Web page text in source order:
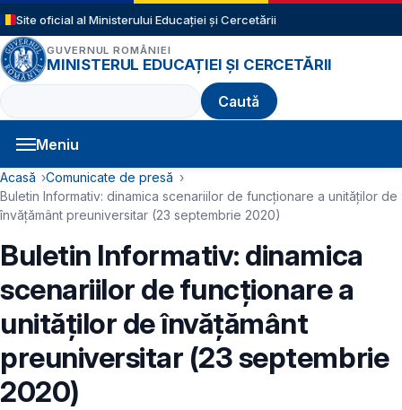
Sari la conținutul principal
Site oficial al Ministerului Educației și Cercetării
GUVERNUL ROMÂNIEI
MINISTERUL EDUCAȚIEI ȘI CERCETĂRII
Caută
Meniu
Navigație principală
Cale de navigare
Acasă
Comunicate de presă
Buletin Informativ: dinamica scenariilor de funcționare a unităților de
învățământ preuniversitar (23 septembrie 2020)
Buletin Informativ: dinamica
scenariilor de funcționare a
unităților de învățământ
preuniversitar (23 septembrie
2020)